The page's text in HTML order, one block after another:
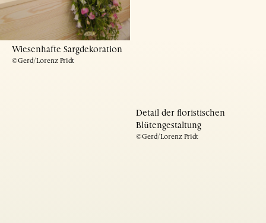
Wiesenhafte Sargdekoration
©Gerd/Lorenz Pridt
Detail der floristischen
Blütengestaltung
©Gerd/Lorenz Pridt